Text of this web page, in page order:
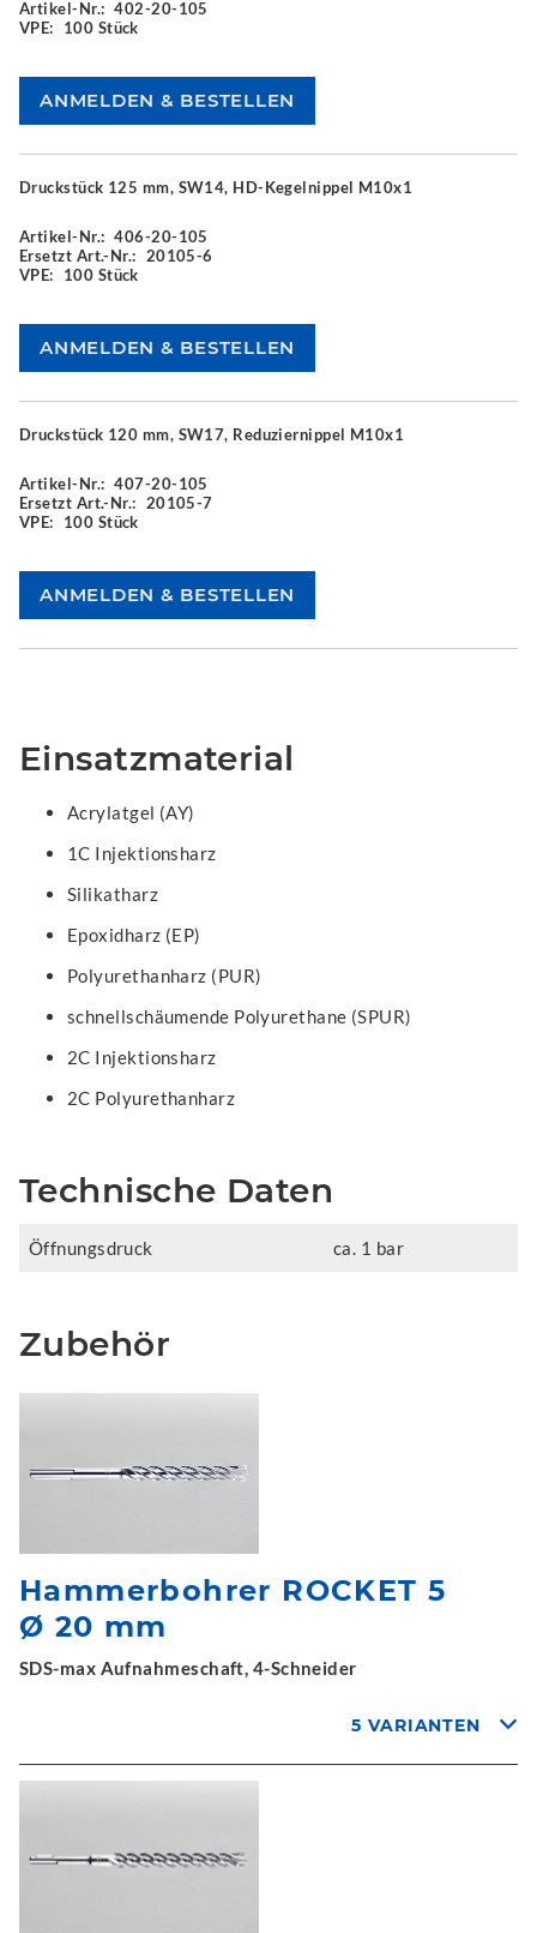
Artikel-Nr.: 402-20-105
VPE:
100 Stück
Druckstück 125 mm, SW14, HD-Kegelnippel M10x1
Artikel-Nr.: 406-20-105
Ersetzt Art.-Nr.: 20105-6
VPE:
100 Stück
Druckstück 120 mm, SW17, Reduziernippel M10x1
Artikel-Nr.: 407-20-105
Ersetzt Art.-Nr.: 20105-7
VPE:
100 Stück
Einsatzmaterial
Acrylatgel (AY)
1C Injektionsharz
Silikatharz
Epoxidharz (EP)
Polyurethanharz (PUR)
schnellschäumende Polyurethane (SPUR)
2C Injektionsharz
2C Polyurethanharz
Technische Daten
Öffnungsdruck ca. 1 bar
Zubehör
Hammerbohrer ROCKET 5
Ø 20 mm
SDS-max Aufnahmeschaft, 4-Schneider
5 VARIANTEN